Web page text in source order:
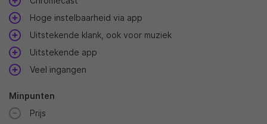
Hoge instelbaarheid via app
Uitstekende klank, ook voor muziek
Uitstekende app
Veel ingangen
Minpunten
Prijs